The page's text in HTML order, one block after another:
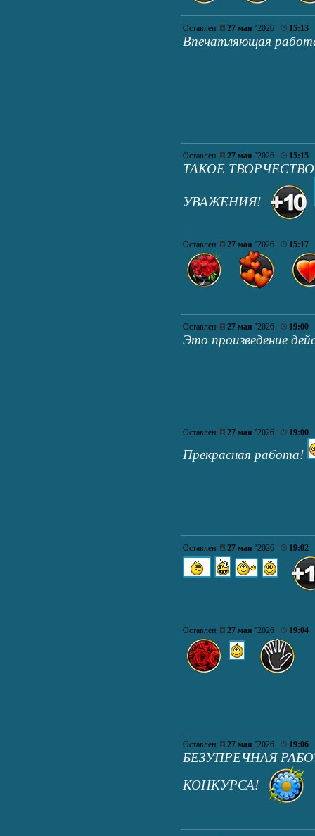
Оставлен: 27 мая ’2026 15:13
Впечатляющая
Оставлен: 27 мая ’2026 15:15
ТАКОЕ
УВАЖЕНИЯ!
Оставлен: 27 мая ’2026 15:17
Оставлен: 27 мая ’2026 19:00
Это произведение
Оставлен: 27 мая ’2026 19:00
Прекрасная работа!
Оставлен: 27 мая ’2026 19:02
Оставлен: 27 мая ’2026 19:04
Оставлен: 27 мая ’2026 19:06
БЕЗУПРЕЧНАЯ
КОНКУРСА!